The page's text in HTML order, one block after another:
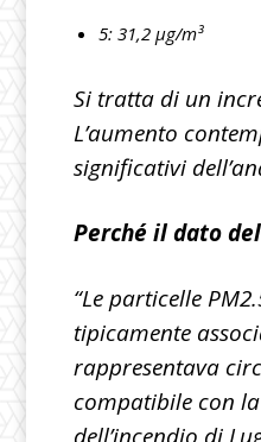
5: 31,2 µg/m³
Si tratta di un
L’aumento
significativi
Perché il dato
“Le particelle
tipicamente
rappresentava
compatibile con